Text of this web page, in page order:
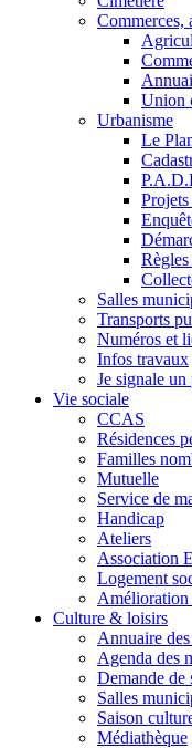
Commerces,
Union
Urbanisme
Le
Salles
Transports
Numéros et
Infos travaux
Je signale
Vie sociale
CCAS
Résidences
Familles
Mutuelle
Service de
Handicap
Ateliers
Association
Logement
Amélioration
Culture & loisirs
Annuaire
Agenda des
Demande de
Salles
Saison
Médiathèque